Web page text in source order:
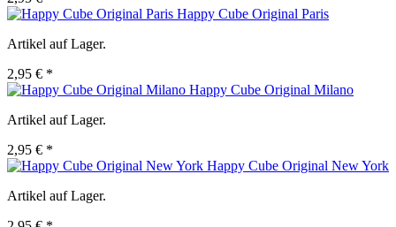
Happy Cube Original Paris
Artikel auf Lager.
2,95 € *
Happy Cube Original Milano
Artikel auf Lager.
2,95 € *
Happy Cube Original New York
Artikel auf Lager.